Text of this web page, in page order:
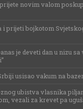
novim valom
i prijeti bojkotom
je deveti dan u nizu
usisao vakum na
ubistva vlasnika
vezali za krevet pa